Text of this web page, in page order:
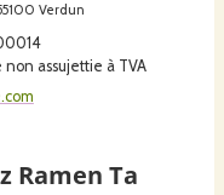
Verdun
assujettie à TVA
Ramen Ta